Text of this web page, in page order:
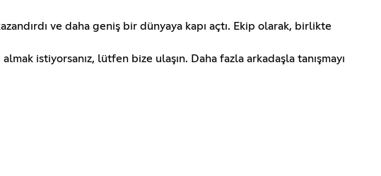
ve daha geniş bir dünyaya kapı açtı. Ekip olarak, birlikte
istiyorsanız, lütfen bize ulaşın. Daha fazla arkadaşla tanışmayı